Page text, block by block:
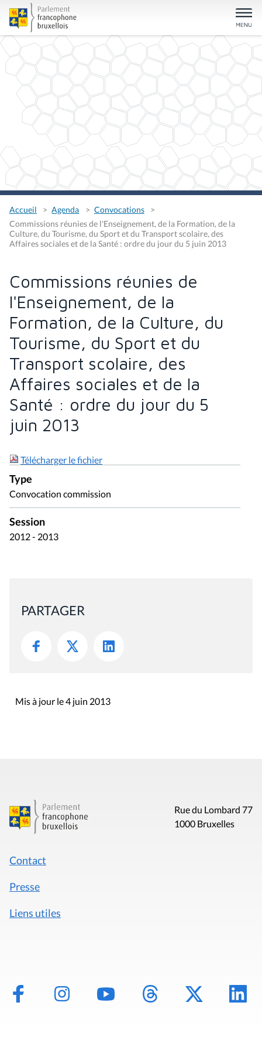
Accueil Agenda
Convocations
Commissions réunies de l'Enseignement, de la Formation, de la
Culture, du Tourisme, du Sport et du Transport scolaire, des
Affaires sociales et de la Santé : ordre du jour du 5 juin 2013
Commissions réunies de
l'Enseignement, de la
Formation, de la Culture, du
Tourisme, du Sport et du
Transport scolaire, des
Affaires sociales et de la
Santé : ordre du jour du 5
juin 2013
Télécharger le fichier
Type
Convocation commission
Session
2012 - 2013
PARTAGER
Mis à jour le 4 juin 2013
Rue du Lombard 77
1000 Bruxelles
Contact
Presse
Liens utiles